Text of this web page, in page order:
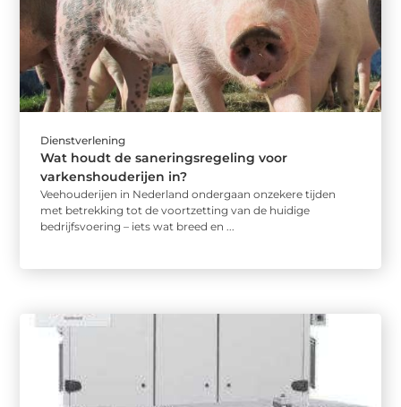
Dienstverlening
Wat houdt de saneringsregeling voor
varkenshouderijen in?
Veehouderijen in Nederland ondergaan onzekere tijden
met betrekking tot de voortzetting van de huidige
bedrijfsvoering – iets wat breed en ...